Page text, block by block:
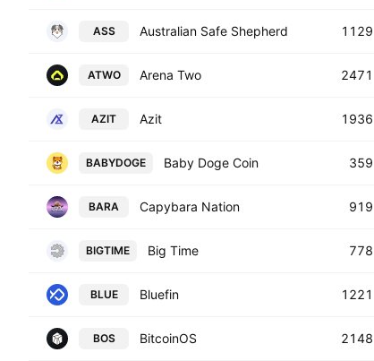
ASS Australian Safe Shepherd 1129
ATWO Arena Two 2471
AZIT Azit 1936
BABYDOGE Baby Doge Coin 359
BARA Capybara Nation 919
BIGTIME Big Time 778
BLUE Bluefin 1221
BOS BitcoinOS 2148